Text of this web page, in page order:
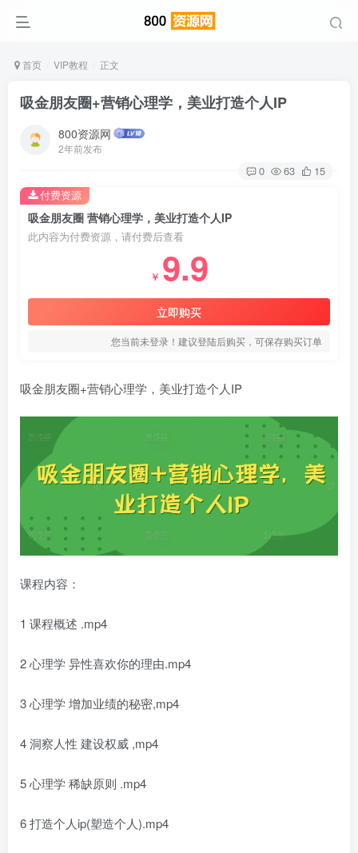
首页 VIP教程 正文
吸金朋友圈+营销心理学，美业打造个人IP
800资源网
2年前发布
0 63 15
吸金朋友圈 营销心理学，美业打造个人IP
此内容为付费资源，请付费后查看
￥ 9.9
立即购买
您当前未登录！建议登陆后购买，可保存购买订单
付费资源
吸金朋友圈+营销心理学，美业打造个人IP
课程内容：
1 课程概述 .mp4
2 心理学 异性喜欢你的理由.mp4
3 心理学 增加业绩的秘密,mp4
4 洞察人性 建设权威 ,mp4
5 心理学 稀缺原则 .mp4
6 打造个人ip(塑造个人).mp4